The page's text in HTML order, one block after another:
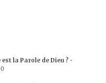
la Parole de Dieu ? •